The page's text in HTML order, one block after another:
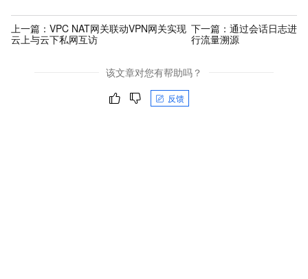
上一篇： VPC NAT网关联动VPN网关实现
云上与云下私网互访
下一篇： 通过会话日志进
行流量溯源
该文章对您有帮助吗？
反馈